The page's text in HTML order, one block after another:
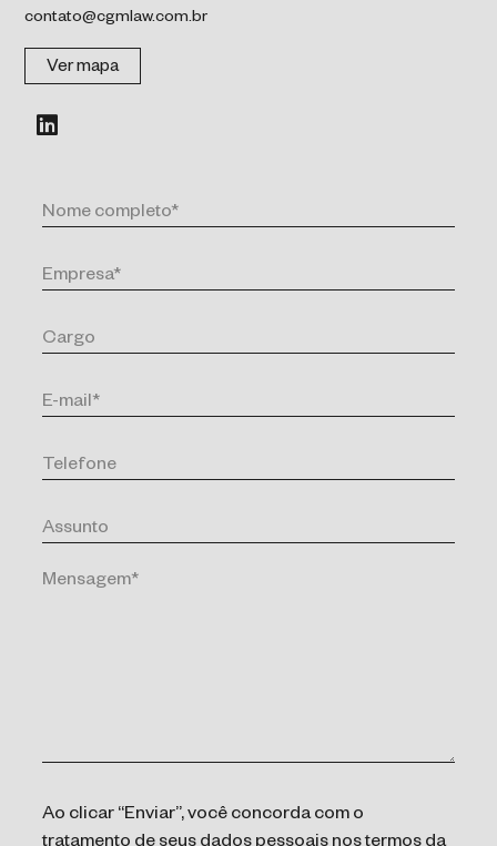
contato@cgmlaw.com.br
Ver mapa
Ao clicar “Enviar”, você concorda com o